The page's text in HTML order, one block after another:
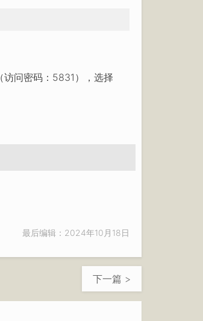
（访问密码：5831），选择
最后编辑：2024年10月18日
下一篇 >